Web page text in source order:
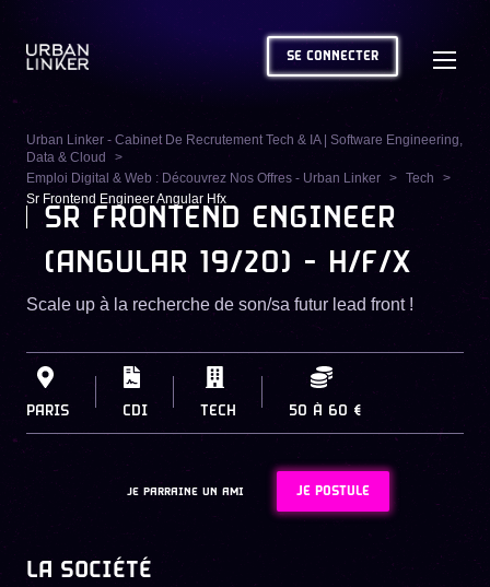
SE CONNECTER
Urban Linker - Cabinet De Recrutement Tech & IA | Software Engineering,
Data & Cloud
Emploi Digital & Web : Découvrez Nos Offres - Urban Linker
Tech
Sr Frontend Engineer Angular Hfx
SR FRONTEND ENGINEER
(ANGULAR 19/20) - H/F/X
Scale up à la recherche de son/sa futur lead front !
PARIS CDI TECH 50 À 60 €
JE PARRAINE UN AMI JE POSTULE
LA SOCIÉTÉ